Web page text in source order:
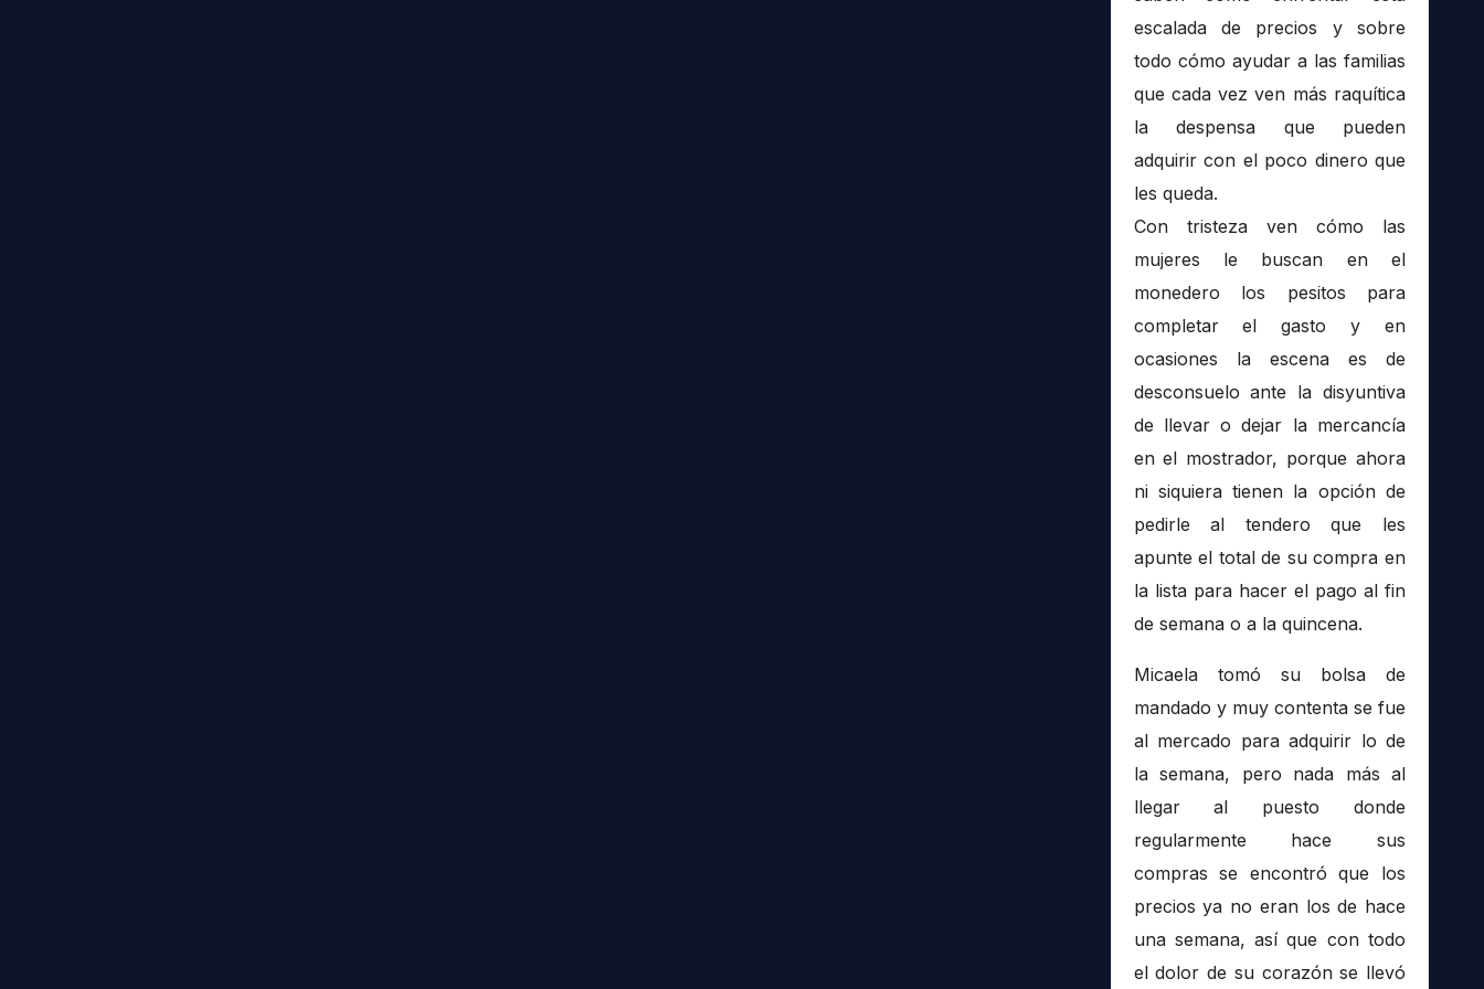
escalada de precios y sobre
todo cómo ayudar a las familias
que cada vez ven más raquítica
la despensa que pueden
adquirir con el poco dinero que
les queda.
Con tristeza ven cómo las
mujeres le buscan en el
monedero los pesitos para
completar el gasto y en
ocasiones la escena es de
desconsuelo ante la disyuntiva
de llevar o dejar la mercancía
en el mostrador, porque ahora
ni siquiera tienen la opción de
pedirle al tendero que les
apunte el total de su compra en
la lista para hacer el pago al fin
de semana o a la quincena.
Micaela tomó su bolsa de
mandado y muy contenta se fue
al mercado para adquirir lo de
la semana, pero nada más al
llegar al puesto donde
regularmente hace sus
compras se encontró que los
precios ya no eran los de hace
una semana, así que con todo
el dolor de su corazón se llevó